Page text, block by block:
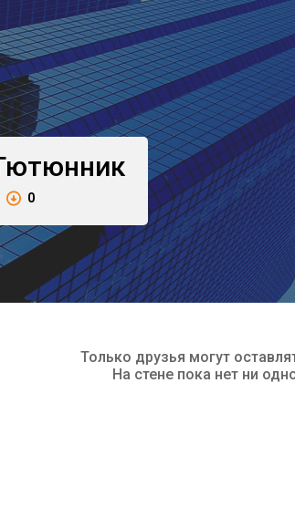
0
Только друзья могут
На стене пока нет ни